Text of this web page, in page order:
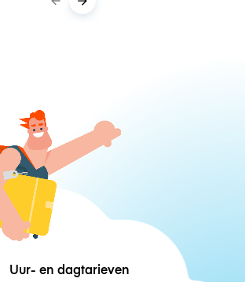
Uur- en dagtarieven